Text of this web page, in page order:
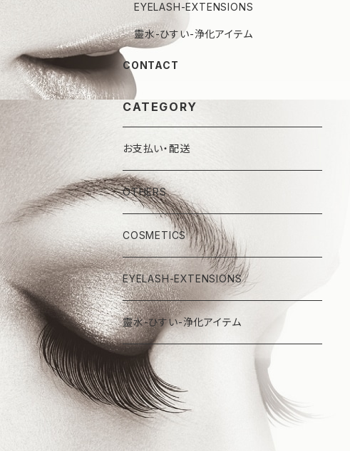
EYELASH-EXTENSIONS
靈水-ひすい-浄化アイテム
CONTACT
CATEGORY
お支払い・配送
OTHERS
COSMETICS
EYELASH-EXTENSIONS
靈水-ひすい-浄化アイテム